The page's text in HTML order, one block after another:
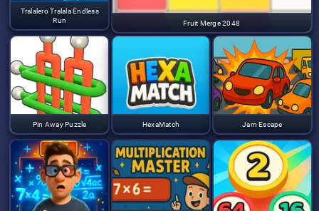
Fruit Merge 2048
Tralalero Tralala Endless
Run
Pin Away Puzzle HexaMatch Jam Escape